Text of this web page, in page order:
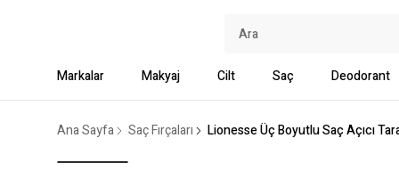
Markalar Makyaj Cilt Saç Deodorant
Ana Sayfa Saç Fırçaları Lionesse Üç Boyutlu Saç Açıcı